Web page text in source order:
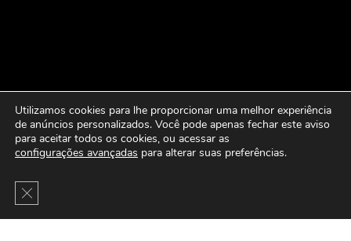
Utilizamos cookies para lhe proporcionar uma melhor experiência
de anúncios personalizados. Você pode apenas fechar este aviso
para aceitar todos os cookies, ou acessar as
configurações avançadas para alterar suas preferências.
Close GDPR Cookie Banner